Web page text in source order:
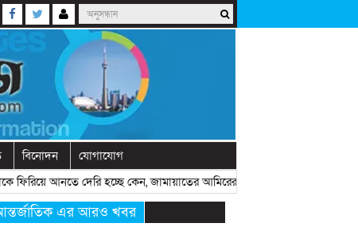
বিনোদন যোগাযোগ
আনতে দেরি হচ্ছে কেন, জামায়াতের আমিরের প্রশ্ন» «
এর আরও খবর